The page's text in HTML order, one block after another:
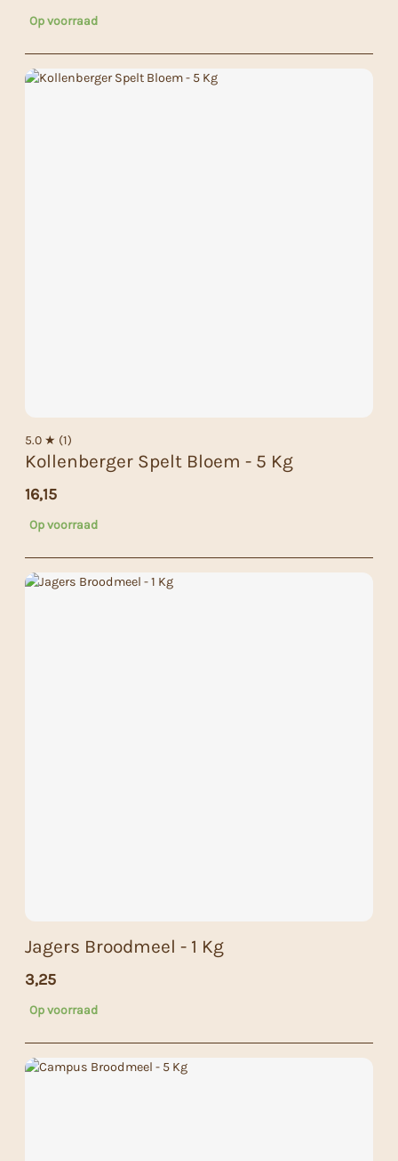
Op voorraad
5.0 ★ (1)
Kollenberger Spelt Bloem - 5 Kg
16,15
Op voorraad
Jagers Broodmeel - 1 Kg
3,25
Op voorraad